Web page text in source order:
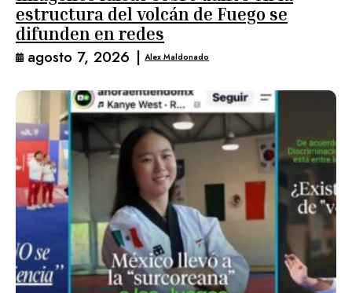
estructura del volcán de Fuego se
difunden en redes
agosto 7, 2026 | Alex Maldonado